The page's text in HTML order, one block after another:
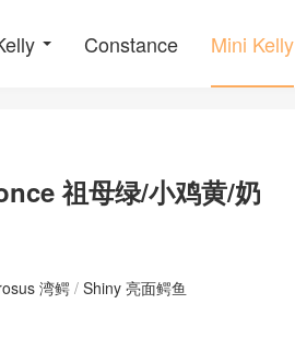
Constance Mini Kelly
祖母绿/小鸡黄/奶
湾鳄/ Shiny 亮面鳄鱼